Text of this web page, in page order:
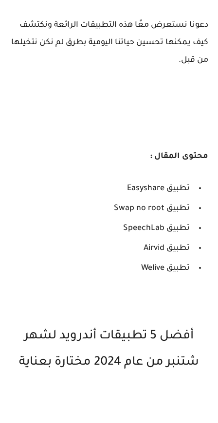
دعونا نستعرض معًا هذه التطبيقات الرائعة ونكتشف
كيف يمكنها تحسين حياتنا اليومية بطرق لم نكن نتخيلها
من قبل.
محتوى المقال :
تطبيق Easyshare
تطبيق Swap no root
تطبيق SpeechLab
تطبيق Airvid
تطبيق Welive
أفضل 5 تطبيقات أندرويد لشهر
شتنبر من عام 2024 مختارة بعناية